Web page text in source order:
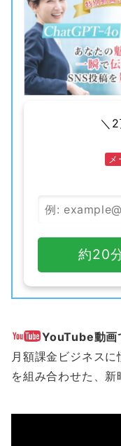
＼
約20
YouTube動画
月額課金ビジネス
を組み合わせた、新